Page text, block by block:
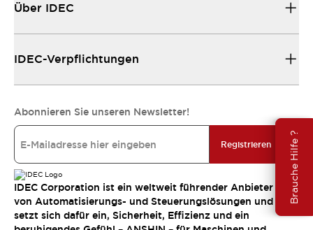
Brauche Hilfe ?
Über IDEC
IDEC-Verpflichtungen
Abonnieren Sie unseren Newsletter!
Registrieren
IDEC Corporation ist ein weltweit führender Anbieter
von Automatisierungs- und Steuerungslösungen und
setzt sich dafür ein, Sicherheit, Effizienz und ein